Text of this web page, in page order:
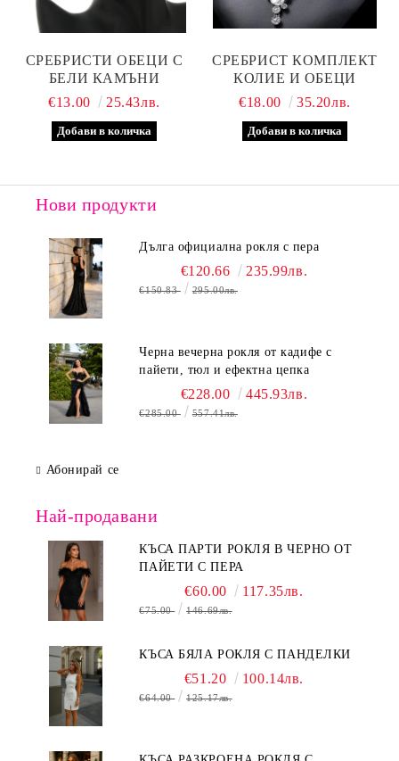
СРЕБРИСТИ ОБЕЦИ С
БЕЛИ КАМЪНИ
€13.00
25.43лв.
СРЕБРИСТ КОМПЛЕКТ
КОЛИЕ И ОБЕЦИ
€18.00
35.20лв.
Нови продукти
Дълга официална рокля с пера
€120.66 235.99лв.
€150.83 295.00лв.
Черна вечерна рокля от кадифе с
пайети, тюл и ефектна цепка
€228.00 445.93лв.
€285.00 557.41лв.
Абонирай се
Най-продавани
КЪСА ПАРТИ РОКЛЯ В ЧЕРНО ОТ
ПАЙЕТИ С ПЕРА
€60.00 117.35лв.
€75.00 146.69лв.
КЪСА БЯЛА РОКЛЯ С ПАНДЕЛКИ
€51.20 100.14лв.
€64.00 125.17лв.